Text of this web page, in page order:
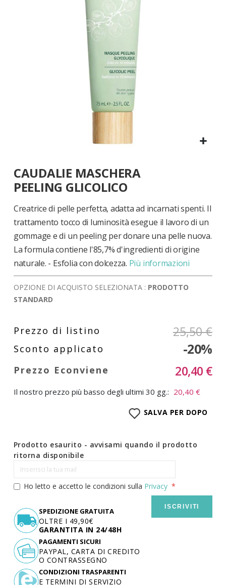
all'inizio
della
galleria
di
immagini
CAUDALIE MASCHERA
PEELING GLICOLICO
Creatrice di pelle perfetta, adatta ad incarnati spenti. Il
trattamento tocco di luminosità esegue il lavoro di un
gommage e di un peeling per donare una pelle nuova.
La formula contiene l'85,7% d'ingredienti di origine
naturale. - Esfolia con dolcezza. Più informazioni
OPZIONE DI ACQUISTO SELEZIONATA : PRODOTTO
STANDARD
25,50 €
-20%
20,40 €
Il nostro prezzo più basso degli ultimi 30 gg.: 20,40 €
SALVA PER DOPO
Prodotto esaurito - avvisami quando il prodotto
ritorna disponibile
Ho letto e accetto le condizioni sulla Privacy
ISCRIVITI
SPEDIZIONE GRATUITA
OLTRE I 49,90€
GARANTITA IN 24/48H
PAGAMENTI SICURI
PAYPAL, CARTA DI CREDITO
O CONTRASSEGNO
CONDIZIONI TRASPARENTI
E TERMINI DI SERVIZIO